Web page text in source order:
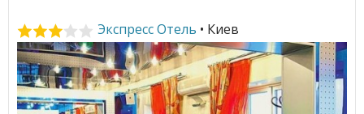
Экспресс Отель • Киев